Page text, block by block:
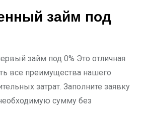
займ под
займ под 0% Это отличная
все преимущества нашего
затрат. Заполните заявку
сумму без